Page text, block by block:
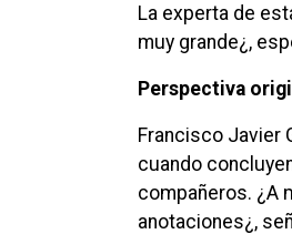
La experta de
muy grande¿,
Perspectiva
Francisco Javier
cuando
compañeros. ¿A
anotaciones¿,